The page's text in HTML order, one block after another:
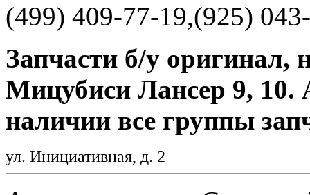
(499) 409-77-19,(925)
Запчасти б/у оригинал,
Мицубиси Лансер 9, 10.
наличии все группы
ул. Инициативная, д. 2